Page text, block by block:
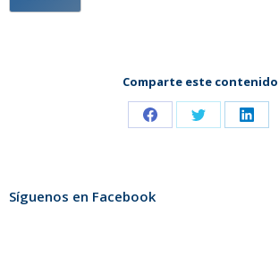
Comparte este contenido
Share Share Share
Síguenos en Facebook